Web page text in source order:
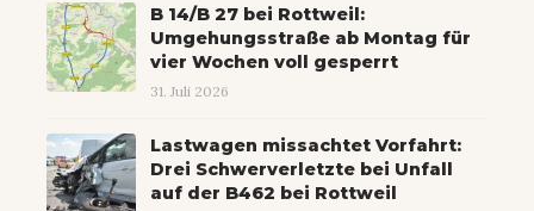
B 14/B 27 bei Rottweil:
Umgehungsstraße ab Montag für
vier Wochen voll gesperrt
31. Juli 2026
Lastwagen missachtet Vorfahrt:
Drei Schwerverletzte bei Unfall
auf der B462 bei Rottweil